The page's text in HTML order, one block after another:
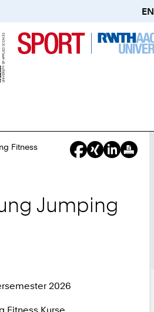
EN
Fitness
Jumping
2026
Fitness Kurse